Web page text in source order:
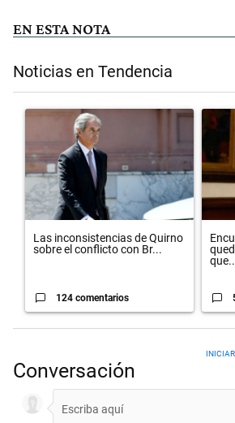
EN ESTA NOTA
Noticias en Tendencia
Este listado muestra los artículos con más
Un artículo de tendencia con el título
Las inconsistencias de Quirno
sobre el conflicto con Br...
124 comentarios
Un
Conversación